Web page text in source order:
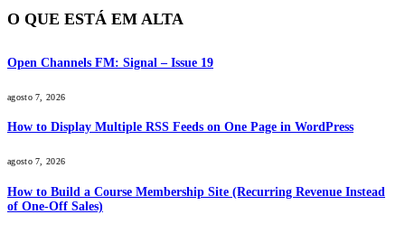
O QUE ESTÁ EM ALTA
Open Channels FM: Signal – Issue 19
agosto 7, 2026
How to Display Multiple RSS Feeds on One Page in WordPress
agosto 7, 2026
How to Build a Course Membership Site (Recurring Revenue Instead
of One-Off Sales)